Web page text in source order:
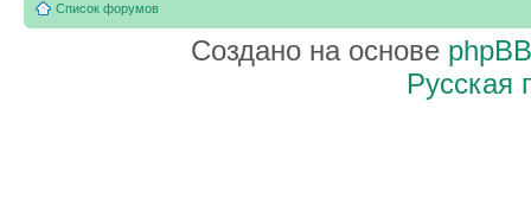
Список форумов
Создано на основе phpBB
Русская